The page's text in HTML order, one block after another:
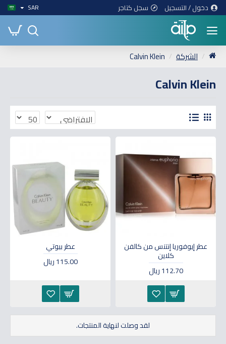
دخول / التسجيل سجل كتاجر SAR
الشركة Calvin Klein
Calvin Klein
عطر إيوفوريا إنتنس من كالفن
كلاين
112.70 ريال
عطر بيوتي
115.00 ريال
لقد وصلت لنهاية المنتجات.